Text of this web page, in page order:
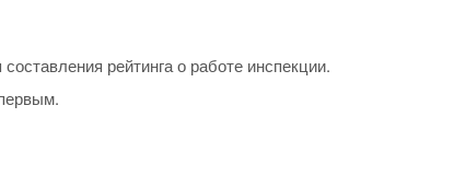
рейтинга о работе инспекции.